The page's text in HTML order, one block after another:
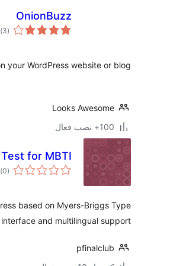
OnionBuzz
(3
)
your WordPress website or blog.
Looks Awesome
100+ نصب فعال
for MBTI
(0
)
based on Myers-Briggs Type
and multilingual support.
pfinalclub